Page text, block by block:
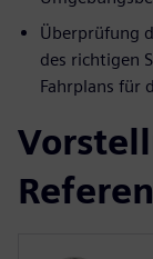
Überprüfung
des richtigen
Fahrplans für